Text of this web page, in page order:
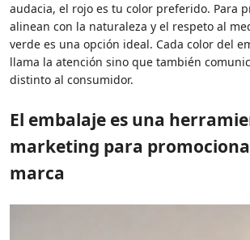
audacia, el rojo es tu color preferido. Para
alinean con la naturaleza y el respeto al
verde es una opción ideal. Cada color del
llama la atención sino que también
distinto al consumidor.
El embalaje es una
marketing para
marca